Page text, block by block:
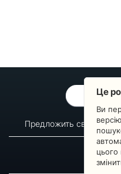
Предложить свой
О
Це
Ви